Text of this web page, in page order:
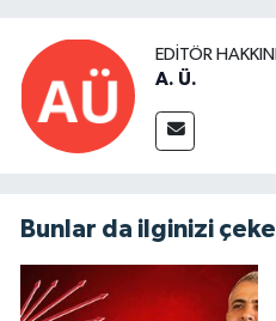
EDITÖR
A. Ü.
Bunlar da ilginizi